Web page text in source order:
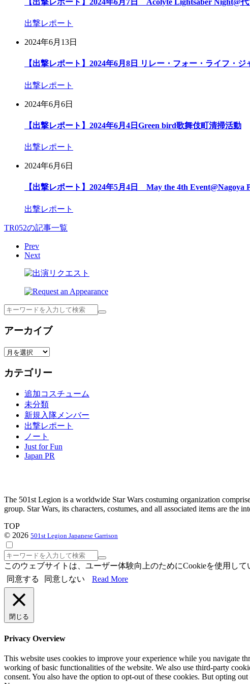
出撃レポート
2024年6月13日
【出撃レポート】2024年6月8日 リレー・フォー・ライフ・
出撃レポート
2024年6月6日
【出撃レポート】2024年6月4日Green bird歌舞伎町清掃活動
出撃レポート
2024年6月6日
【出撃レポート】2024年5月4日 May the 4th Event@Nagoya
出撃レポート
TR052の記事一覧
Prev
Next
検
アーカイブ
ア
カ
カテゴリー
追加コスチューム
未分類
新規入隊メンバー
出撃レポート
ノート
Just for Fun
Japan PR
The 501st Legion is a worldwide Star Wars costuming organization
group. Star Wars, its characters, costumes, and all associated items are
TOP
© 2026 501st Legion Japanese Garrison
検
索
このウェブサイトは、ユーザー体験向上のためにCookieを使用し
同意する
同意しない Read More
閉じる
Privacy Overview
This website uses cookies to improve your experience while you navigate
working of basic functionalities of the website. We also use third-party
consent. You also have the option to opt-out of these cookies. But opting